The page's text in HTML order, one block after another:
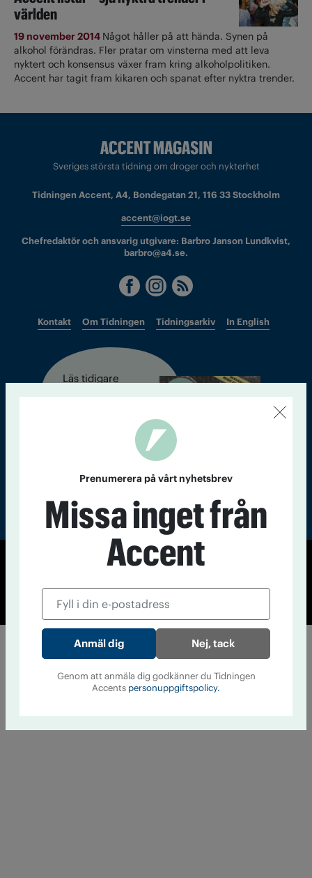
världen
19 november 2014 Något håller på att hända. Synen på
alkohol förändras. Fler pratar om vinsterna med att leva
nyktert och konsensus växer fram kring alkoholpolitiken.
Accent har tagit fram kikaren och spanat efter nyktra trender.
Sveriges största tidning om droger och nykterhet
Tidningen Accent, A4, Bondegatan 21, 116 33 Stockholm
accent@iogt.se
Chefredaktör och ansvarig utgivare: Barbro Janson Lundkvist,
barbro@a4.se.
Kontakt Om Tidningen Tidningsarkiv In English
Läs tidigare
nummer av
Cookiepolicy
Personuppgiftspolicy
Prenumerera på vårt nyhetsbrev
Missa inget från
Accent
Nej, tack
Genom att anmäla dig godkänner du Tidningen
Accents personuppgiftspolicy.